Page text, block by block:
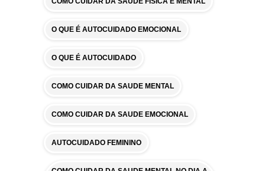
O QUE É AUTOCUIDADO EMOCIONAL
O QUE É AUTOCUIDADO
COMO CUIDAR DA SAUDE MENTAL
COMO CUIDAR DA SAUDE EMOCIONAL
AUTOCUIDADO FEMININO